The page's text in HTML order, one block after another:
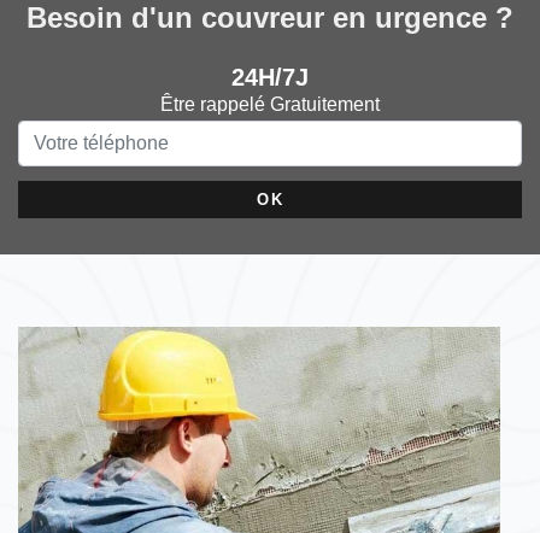
Besoin d'un couvreur en urgence ?
24H/7J
Être rappelé Gratuitement